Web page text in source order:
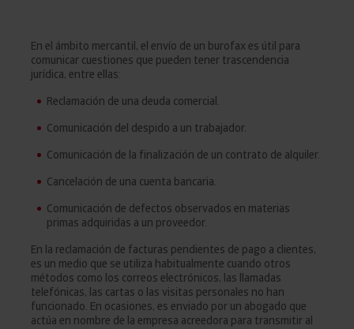
En el ámbito mercantil, el envío de un burofax es útil para
comunicar cuestiones que pueden tener trascendencia
jurídica, entre ellas:
Reclamación de una deuda comercial.
Comunicación del despido a un trabajador.
Comunicación de la finalización de un contrato de alquiler.
Cancelación de una cuenta bancaria.
Comunicación de defectos observados en materias
primas adquiridas a un proveedor.
En la reclamación de facturas pendientes de pago a clientes,
es un medio que se utiliza habitualmente cuando otros
métodos como los correos electrónicos, las llamadas
telefónicas, las cartas o las visitas personales no han
funcionado. En ocasiones, es enviado por un abogado que
actúa en nombre de la empresa acreedora para transmitir al